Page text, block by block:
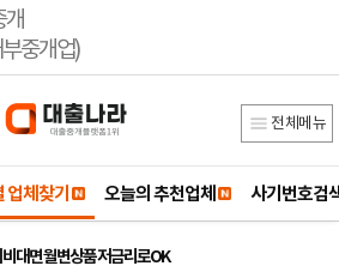
개
중개업)
전체메뉴
업체찾기 오늘의 추천업체 사기번호검
비대면 월변상품 저금리로OK